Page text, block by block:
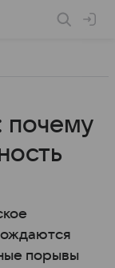
почему
порывы